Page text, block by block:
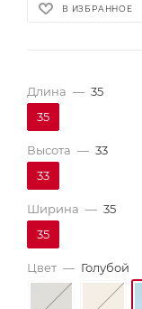
В ИЗБРАННОЕ
Длина — 35
35
Высота — 33
33
Ширина — 35
35
Цвет — Голубой